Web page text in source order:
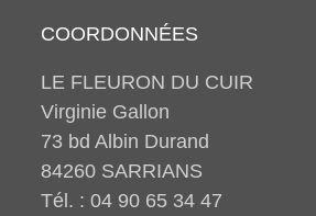
COORDONNÉES
LE FLEURON DU CUIR
Virginie Gallon
73 bd Albin Durand
84260 SARRIANS
Tél. : 04 90 65 34 47